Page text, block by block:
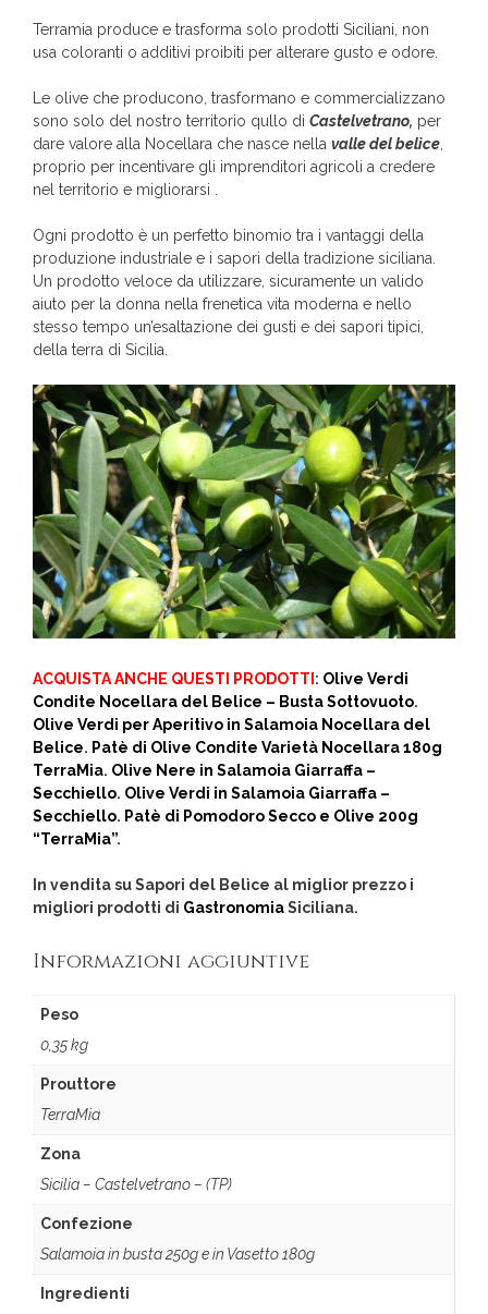
Terramia produce e trasforma solo prodotti Siciliani, non
usa coloranti o additivi proibiti per alterare gusto e odore.
Le olive che producono, trasformano e commercializzano
sono solo del nostro territorio qullo di Castelvetrano, per
dare valore alla Nocellara che nasce nella valle del belìce,
proprio per incentivare gli imprenditori agricoli a credere
nel territorio e migliorarsi .
Ogni prodotto è un perfetto binomio tra i vantaggi della
produzione industriale e i sapori della tradizione siciliana.
Un prodotto veloce da utilizzare, sicuramente un valido
aiuto per la donna nella frenetica vita moderna e nello
stesso tempo un’esaltazione dei gusti e dei sapori tipici,
della terra di Sicilia.
ACQUISTA ANCHE QUESTI PRODOTTI : Olive Verdi
Condite Nocellara del Belice – Busta Sottovuoto.
Olive Verdi per Aperitivo in Salamoia Nocellara del
Belice. Patè di Olive Condite Varietà Nocellara 180g
TerraMia. Olive Nere in Salamoia Giarraffa –
Secchiello. Olive Verdi in Salamoia Giarraffa –
Secchiello. Patè di Pomodoro Secco e Olive 200g
“TerraMia”.
In vendita su Sapori del Belìce al miglior prezzo i
migliori prodotti di GastronomiaSiciliana.
Informazioni aggiuntive
Peso
0,35 kg
Prouttore
TerraMia
Zona
Sicilia – Castelvetrano – (TP)
Confezione
Salamoia in busta 250g e in Vasetto 180g
Ingredienti